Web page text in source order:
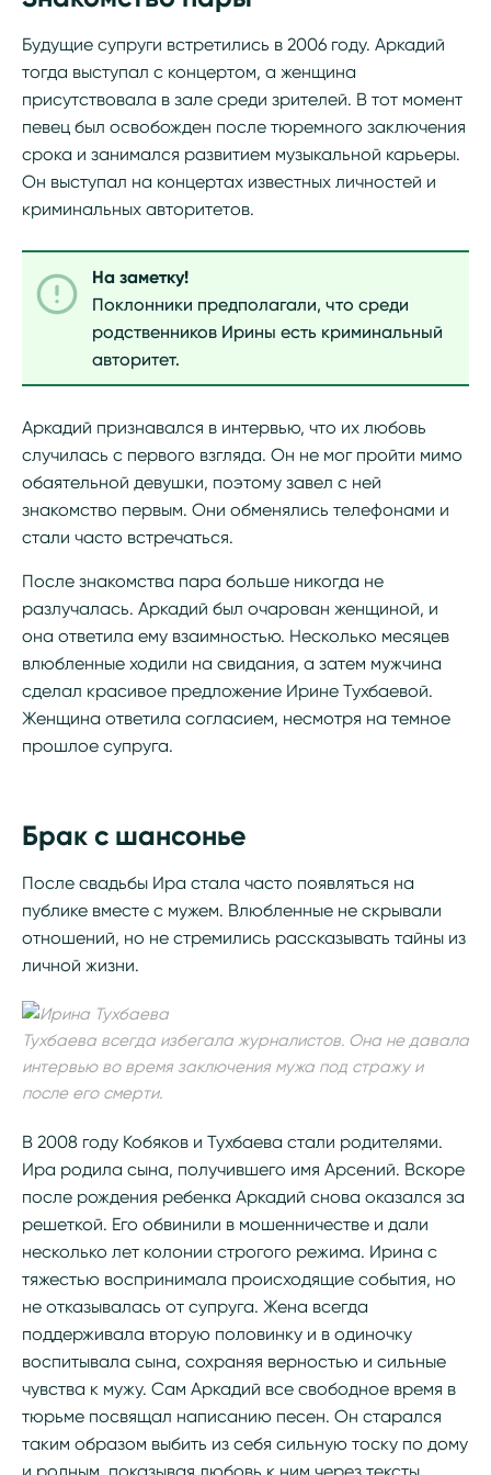
Будущие супруги встретились в 2006 году. Аркадий
тогда выступал с концертом, а женщина
присутствовала в зале среди зрителей. В тот момент
певец был освобожден после тюремного заключения
срока и занимался развитием музыкальной карьеры.
Он выступал на концертах известных личностей и
криминальных авторитетов.
На заметку!
Поклонники предполагали, что среди
родственников Ирины есть криминальный
авторитет.
Аркадий признавался в интервью, что их любовь
случилась с первого взгляда. Он не мог пройти мимо
обаятельной девушки, поэтому завел с ней
знакомство первым. Они обменялись телефонами и
стали часто встречаться.
После знакомства пара больше никогда не
разлучалась. Аркадий был очарован женщиной, и
она ответила ему взаимностью. Несколько месяцев
влюбленные ходили на свидания, а затем мужчина
сделал красивое предложение Ирине Тухбаевой.
Женщина ответила согласием, несмотря на темное
прошлое супруга.
Брак с шансонье
После свадьбы Ира стала часто появляться на
публике вместе с мужем. Влюбленные не скрывали
отношений, но не стремились рассказывать тайны из
личной жизни.
Тухбаева всегда избегала журналистов. Она не давала
интервью во время заключения мужа под стражу и
после его смерти.
В 2008 году Кобяков и Тухбаева стали родителями.
Ира родила сына, получившего имя Арсений. Вскоре
после рождения ребенка Аркадий снова оказался за
решеткой. Его обвинили в мошенничестве и дали
несколько лет колонии строгого режима. Ирина с
тяжестью воспринимала происходящие события, но
не отказывалась от супруга. Жена всегда
поддерживала вторую половинку и в одиночку
воспитывала сына, сохраняя верностью и сильные
чувства к мужу. Сам Аркадий все свободное время в
тюрьме посвящал написанию песен. Он старался
таким образом выбить из себя сильную тоску по дому